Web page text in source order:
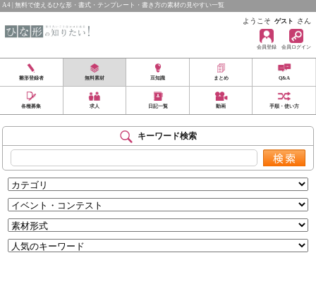
A4 | 無料で使えるひな形・書式・テンプレート・書き方の素材の見やすい一覧
ようこそ ゲスト さん
会員登録 会員ログイン
雛形登録者 無料素材 豆知識 まとめ Q&A
各種募集 求人 日記一覧 動画 手順・使い方
キーワード検索